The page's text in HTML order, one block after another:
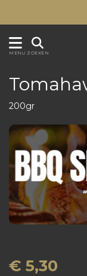
MENU ZOEKEN
200gr
€ 5,30